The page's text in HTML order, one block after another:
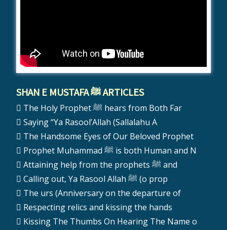
SHAN E MUSTAFA ﷺ ARTICLES
The Holy Prophet ﷺ hears from Both Far
Saying “Ya Rasool’Allah (Sallalahu A
The Handsome Eyes of Our Beloved Prophet
Prophet Muhammad ﷺ is both Human and N
Attaining help from the prophets ﷺ and
Calling out, Ya Rasool Allah ﷺ (o prop
The urs (Anniversary on the departure of
Respecting relics and kissing the hands
Kissing The Thumbs On Hearing The Name o